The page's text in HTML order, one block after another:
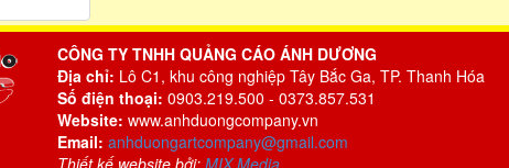
CÔNG TY TNHH QUẢNG CÁO ÁNH DƯƠNG
Địa chỉ: Lô C1, khu công nghiệp Tây Bắc Ga, TP. Thanh Hóa
Số điện thoại: 0903.219.500 - 0373.857.531
Website: www.anhduongcompany.vn
Email: anhduongartcompany@gmail.com